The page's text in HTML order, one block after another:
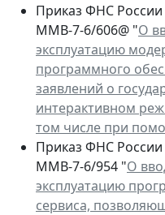
Приказ ФНС России
ММВ-7-6/606@ "О
эксплуатацию
программного
заявлений о
интерактивном
том числе при
Приказ ФНС России
ММВ-7-6/954 "О
эксплуатацию
сервиса,